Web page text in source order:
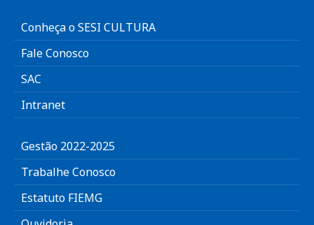
Conheça o SESI CULTURA
Fale Conosco
SAC
Intranet
Gestão 2022-2025
Trabalhe Conosco
Estatuto FIEMG